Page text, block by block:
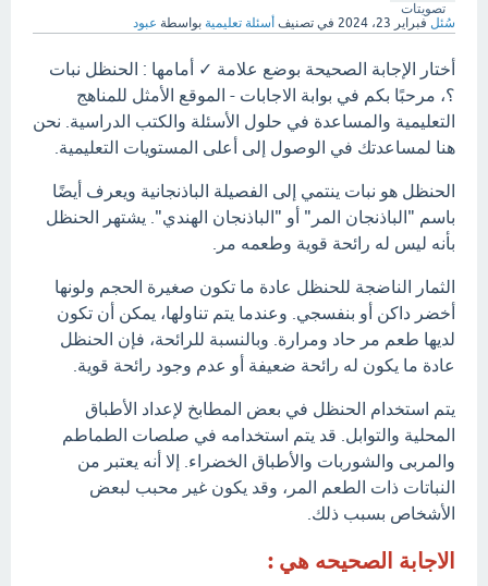
تصويتات
سُئل فبراير 23، 2024 في تصنيف أسئلة تعليمية بواسطة عبود
أختار الإجابة الصحيحة بوضع علامة ✓ أمامها : الحنظل نبات
؟، مرحبًا بكم في بوابة الاجابات - الموقع الأمثل للمناهج
التعليمية والمساعدة في حلول الأسئلة والكتب الدراسية. نحن
هنا لمساعدتك في الوصول إلى أعلى المستويات التعليمية.
الحنظل هو نبات ينتمي إلى الفصيلة الباذنجانية ويعرف أيضًا
باسم "الباذنجان المر" أو "الباذنجان الهندي". يشتهر الحنظل
بأنه ليس له رائحة قوية وطعمه مر.
الثمار الناضجة للحنظل عادة ما تكون صغيرة الحجم ولونها
أخضر داكن أو بنفسجي. وعندما يتم تناولها، يمكن أن تكون
لديها طعم مر حاد ومرارة. وبالنسبة للرائحة، فإن الحنظل
عادة ما يكون له رائحة ضعيفة أو عدم وجود رائحة قوية.
يتم استخدام الحنظل في بعض المطابخ لإعداد الأطباق
المحلية والتوابل. قد يتم استخدامه في صلصات الطماطم
والمربى والشوربات والأطباق الخضراء. إلا أنه يعتبر من
النباتات ذات الطعم المر، وقد يكون غير محبب لبعض
الأشخاص بسبب ذلك.
الاجابة الصحيحه هي :